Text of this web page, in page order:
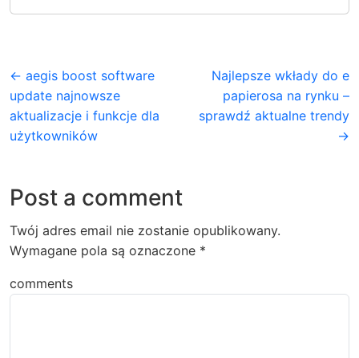
← aegis boost software
update najnowsze
aktualizacje i funkcje dla
użytkowników
Najlepsze wkłady do e
papierosa na rynku –
sprawdź aktualne trendy
→
Post a comment
Twój adres email nie zostanie opublikowany.
Wymagane pola są oznaczone *
comments